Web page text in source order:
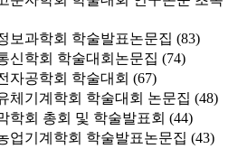
보과학회 학술발표논문집 (83)
신학회 학술대회논문집 (74)
자공학회 학술대회 (67)
체기계학회 학술대회 논문집 (48)
학회 총회 및 학술발표회 (44)
업기계학회 학술발표논문집 (43)